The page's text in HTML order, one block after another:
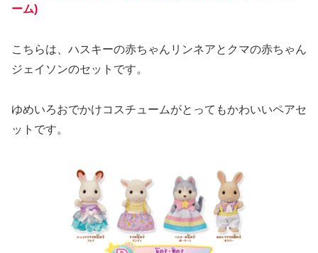
ーム)
こちらは、ハスキーの赤ちゃんリンネアとクマの赤ちゃん
ジェイソンのセットです。
ゆめいろおでかけコスチュームがとってもかわいいペアセ
ットです。